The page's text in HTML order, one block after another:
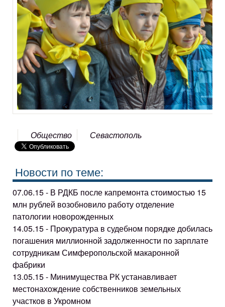
Общество Севастополь
Новости по теме:
07.06.15 - В РДКБ после капремонта стоимостью 15
млн рублей возобновило работу отделение
патологии новорожденных
14.05.15 - Прокуратура в судебном порядке добилась
погашения миллионной задолженности по зарплате
сотрудникам Симферопольской макаронной
фабрики
13.05.15 - Минимущества РК устанавливает
местонахождение собственников земельных
участков в Укромном